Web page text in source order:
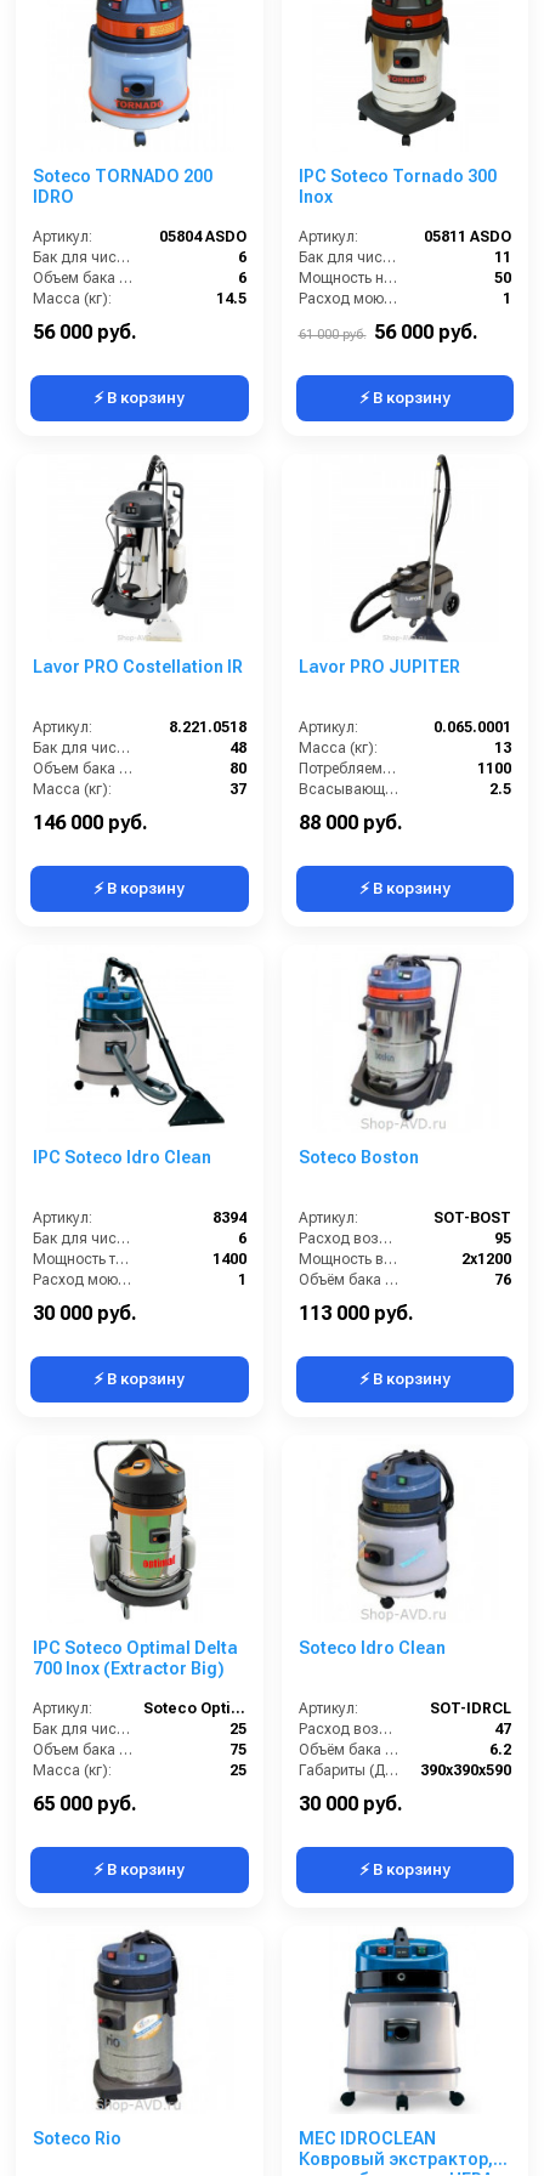
Soteco TORNADO 200
IDRO
Артикул:
05804 ASDO
Бак для чистой воды (л):
6
Объем бака (л):
6
Масса (кг):
14.5
56 000 руб.
⚡ В корзину
IPC Soteco Tornado 300
Inox
Артикул:
05811 ASDO
Бак для чистой воды (л):
11
Мощность насоса (Вт):
50
Расход моющего раствора (л/мин):
1
61 000 руб. 56 000 руб.
⚡ В корзину
Lavor PRO Costellation IR
Артикул:
8.221.0518
Бак для чистой воды (л):
48
Объем бака (л):
80
Масса (кг):
37
146 000 руб.
⚡ В корзину
Lavor PRO JUPITER
Артикул:
0.065.0001
Масса (кг):
13
Потребляемая мощность (Вт):
1100
Всасывающий шланг (м):
2.5
Давление разбрызгивания (бар):
88 000 руб.
⚡ В корзину
IPC Soteco Idro Clean
Артикул:
8394
Бак для чистой воды (л):
6
Мощность турбины (Вт):
1400
Расход моющего раствора (л/мин):
1
Разряжение (мБар):
30 000 руб.
⚡ В корзину
Soteco Boston
Артикул:
SOT-BOST
Расход воздуха (л/сек):
95
Мощность всасывающей турбины (Вт):
2х1200
Объём бака для грязной воды (л):
76
113 000 руб.
⚡ В корзину
IPC Soteco Optimal Delta
700 Inox (Extractor Big)
Артикул:
Soteco Optimal Extractor Big
Бак для чистой воды (л):
25
Объем бака (л):
75
Масса (кг):
25
Потребляемая мощность (Вт):
65 000 руб.
⚡ В корзину
Soteco Idro Clean
Артикул:
SOT-IDRCL
Расход воздуха (л/сек):
47
Объём бака для моющего средства (л):
6.2
Габариты (ДхШхВ):
390х390х590
Длина сетевого шнура (м):
30 000 руб.
⚡ В корзину
Soteco Rio
MEC IDROCLEAN
Ковровый экстрактор,